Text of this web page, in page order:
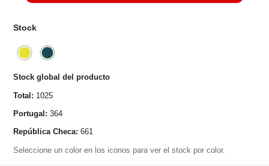
Stock
Stock global del producto
Total: 1025
Portugal: 364
República Checa: 661
Seleccione un color en los iconos para ver el stock por color.